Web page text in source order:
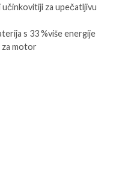
za upečatljivu
s 33 %više energije
za motor